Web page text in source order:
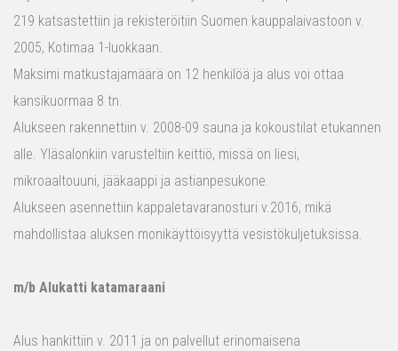
219 katsastettiin ja rekisteröitiin Suomen kauppalaivastoon v.
2005, Kotimaa 1-luokkaan.
Maksimi matkustajamäärä on 12 henkilöä ja alus voi ottaa
kansikuormaa 8 tn.
Alukseen rakennettiin v. 2008-09 sauna ja kokoustilat etukannen
alle. Yläsalonkiin varusteltiin keittiö, missä on liesi,
mikroaaltouuni, jääkaappi ja astianpesukone.
Alukseen asennettiin kappaletavaranosturi v.2016, mikä
mahdollistaa aluksen monikäyttöisyyttä vesistökuljetuksissa.
m/b Alukatti katamaraani
Alus hankittiin v. 2011 ja on palvellut erinomaisena